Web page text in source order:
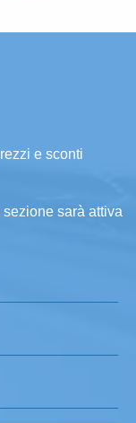
e sconti
sarà attiva